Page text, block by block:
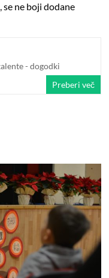
ne boji dodane
- dogodki
Preberi več